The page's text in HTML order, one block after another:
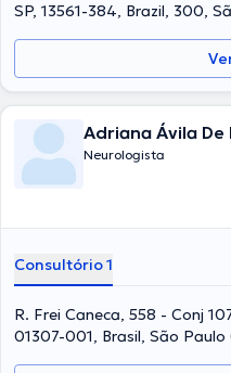
SP, 13561-384, Brazil, 300,
Adriana Ávila
Neurologista
Consultório 1
R. Frei Caneca, 558 - Conj
01307-001, Brasil, São Paulo